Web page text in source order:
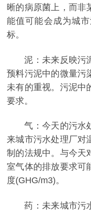
晰的病原菌上，而非
能值可能会成为城
标。
泥： 未来反映污
预料污泥中的微量污
未有的重视。污泥中
要求。
气： 今天的污水
来城市污水处理厂对
制的法规中。与今天
室气体的排放要求可
度(GHG/m3)。
药： 未来城市污